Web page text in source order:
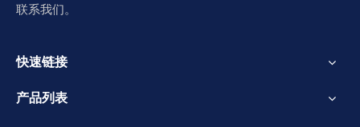
联系我们。
快速链接
产品列表